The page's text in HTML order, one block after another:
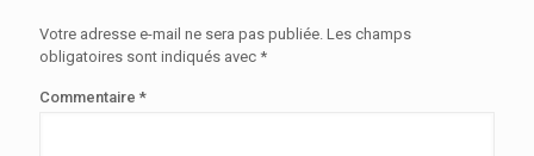
Votre adresse e-mail ne sera pas publiée. Les champs
obligatoires sont indiqués avec *
Commentaire *